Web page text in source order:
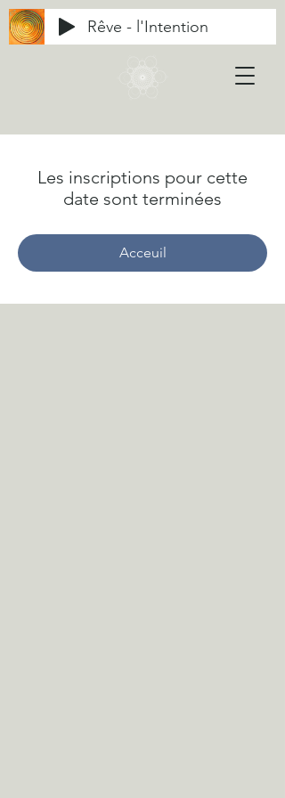
Rêve - l'Intention
Les inscriptions pour cette
date sont terminées
Acceuil